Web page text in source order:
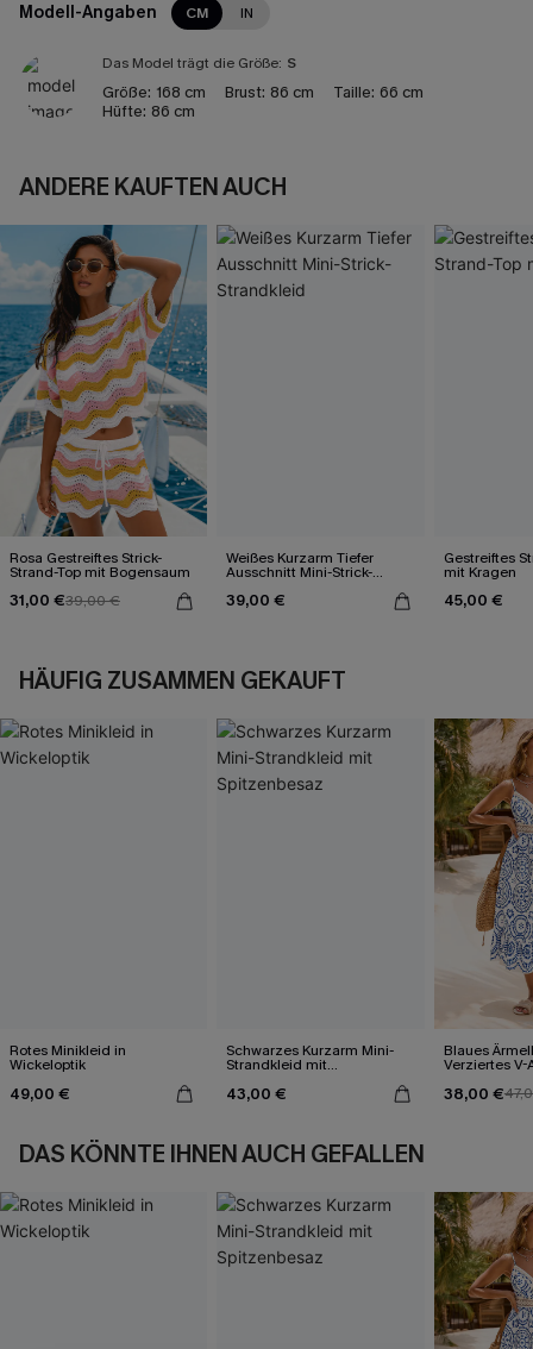
Modell-Angaben CM IN
Das Model trägt die Größe: S
Größe: 168 cm Brust: 86 cm Taille: 66 cm
Hüfte: 86 cm
ANDERE KAUFTEN AUCH
Rosa Gestreiftes Strick-
Strand-Top mit Bogensaum
31,00 €39,00 €
Weißes Kurzarm Tiefer
Ausschnitt Mini-Strick-
39,00 €
Gestreiftes
mit Kragen
45,00 €
HÄUFIG ZUSAMMEN GEKAUFT
Rotes Minikleid in
Wickeloptik
49,00 €
Schwarzes Kurzarm Mini-
Strandkleid mit
43,00 €
Blaues
Verziertes
38,00 €
DAS KÖNNTE IHNEN AUCH GEFALLEN